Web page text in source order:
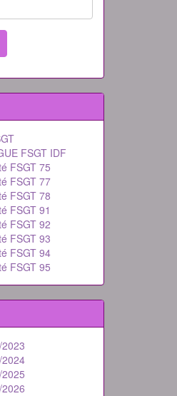
FSGT IDF
FSGT 75
FSGT 77
FSGT 78
FSGT 91
FSGT 92
FSGT 93
FSGT 94
FSGT 95